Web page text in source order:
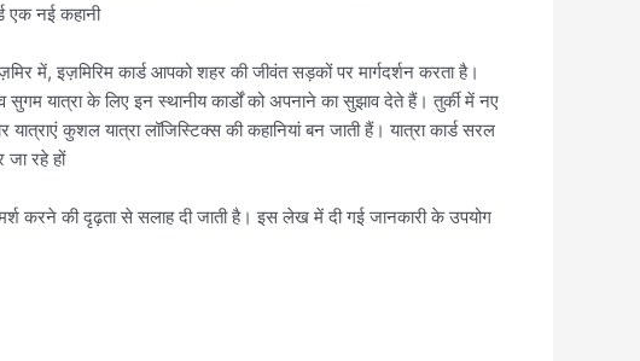
एक नई कहानी
में, इज़मिरिम कार्ड आपको शहर की जीवंत सड़कों पर मार्गदर्शन करता है।
यात्रा के लिए इन स्थानीय कार्डों को अपनाने का सुझाव देते हैं। तुर्की में नए
कुशल यात्रा लॉजिस्टिक्स की कहानियां बन जाती हैं। यात्रा कार्ड सरल
रहे हों
करने की दृढ़ता से सलाह दी जाती है। इस लेख में दी गई जानकारी के उपयोग